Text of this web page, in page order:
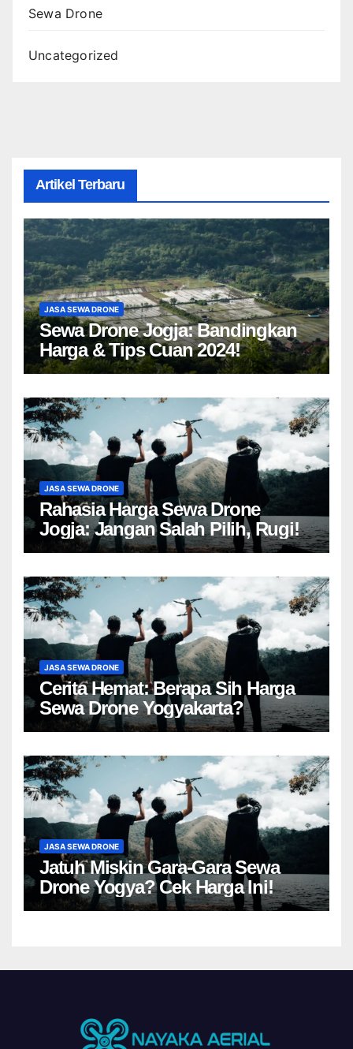
Sewa Drone
Uncategorized
Artikel Terbaru
JASA SEWA DRONE
Sewa Drone Jogja: Bandingkan
Harga & Tips Cuan 2024!
JASA SEWA DRONE
Rahasia Harga Sewa Drone
Jogja: Jangan Salah Pilih, Rugi!
JASA SEWA DRONE
Cerita Hemat: Berapa Sih Harga
Sewa Drone Yogyakarta?
JASA SEWA DRONE
Jatuh Miskin Gara-Gara Sewa
Drone Yogya? Cek Harga Ini!